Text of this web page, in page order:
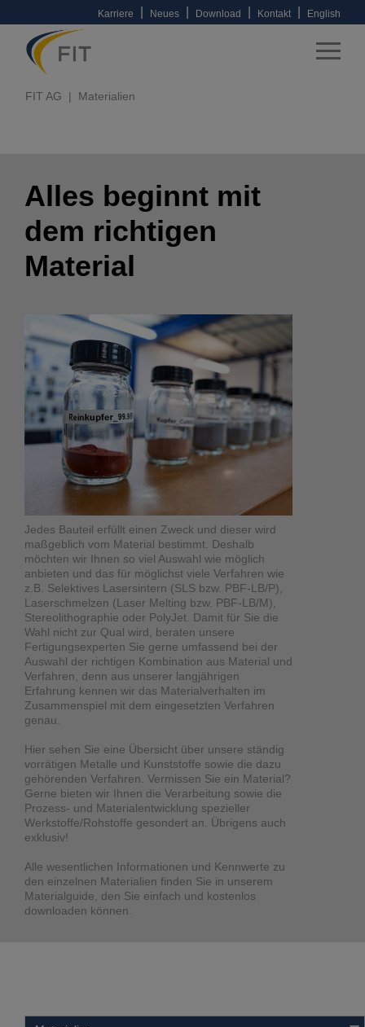
Karriere Neues Download Kontakt English
FIT AG Materialien
Alles beginnt mit
dem richtigen
Material
Jedes Bauteil erfüllt einen Zweck und dieser wird
maßgeblich vom Material bestimmt. Deshalb
möchten wir Ihnen so viel Auswahl wie möglich
anbieten und das für möglichst viele Verfahren wie
z.B. Selektives Lasersintern (SLS bzw. PBF-LB/P),
Laserschmelzen (Laser Melting bzw. PBF-LB/M),
Stereolithographie oder PolyJet. Damit für Sie die
Wahl nicht zur Qual wird, beraten unsere
Fertigungsexperten Sie gerne umfassend bei der
Auswahl der richtigen Kombination aus Material und
Verfahren, denn aus unserer langjährigen
Erfahrung kennen wir das Materialverhalten im
Zusammenspiel mit dem eingesetzten Verfahren
genau.
Hier sehen Sie eine Übersicht über unsere ständig
vorrätigen Metalle und Kunststoffe sowie die dazu
gehörenden Verfahren. Vermissen Sie ein Material?
Gerne bieten wir Ihnen die Verarbeitung sowie die
Prozess- und Materialentwicklung spezieller
Werkstoffe/Rohstoffe gesondert an. Übrigens auch
exklusiv!
Alle wesentlichen Informationen und Kennwerte zu
den einzelnen Materialien finden Sie in unserem
Materialguide, den Sie einfach und kostenlos
downloaden können.